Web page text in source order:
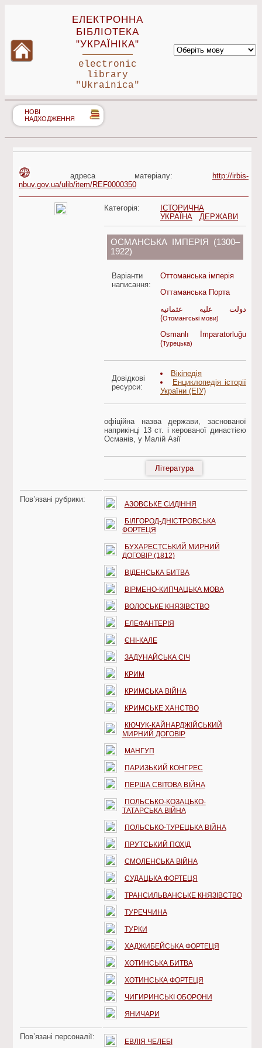
ЕЛЕКТРОННА
БІБЛІОТЕКА
"УКРАЇНІКА"
electronic
library
"Ukrainica"
НОВІ
НАДХОДЖЕННЯ
адреса матеріалу: http://irbis-
nbuv.gov.ua/ulib/item/REF0000350
Категорія:
ІСТОРИЧНА
УКРАЇНА
ДЕРЖАВИ
ОСМАНСЬКА ІМПЕРІЯ (1300–
1922)
Варіанти
написання:
Оттоманська імперія
Оттаманська Порта
دولت عليه عثمانيه
(Отомангські мови)
Osmanlı İmparatorluğu
(Турецька)
Довідкові
ресурси:
Вікіпедія
Енциклопедія історії
України (ЕІУ)
офіційна назва держави, заснованої
наприкінці 13 ст. і керованої династією
Османів, у Малій Азії
Література
Пов’язані рубрики:
АЗОВСЬКЕ СИДІННЯ
БІЛГОРОД-ДНІСТРОВСЬКА
ФОРТЕЦЯ
БУХАРЕСТСЬКИЙ МИРНИЙ
ДОГОВІР (1812)
ВІДЕНСЬКА БИТВА
ВІРМЕНО-КИПЧАЦЬКА МОВА
ВОЛОСЬКЕ КНЯЗІВСТВО
ЕЛЕФАНТЕРІЯ
ЄНІ-КАЛЕ
ЗАДУНАЙСЬКА СІЧ
КРИМ
КРИМСЬКА ВІЙНА
КРИМСЬКЕ ХАНСТВО
КЮЧУК-КАЙНАРДЖІЙСЬКИЙ
МИРНИЙ ДОГОВІР
МАНГУП
ПАРИЗЬКИЙ КОНГРЕС
ПЕРША СВІТОВА ВІЙНА
ПОЛЬСЬКО-КОЗАЦЬКО-
ТАТАРСЬКА ВІЙНА
ПОЛЬСЬКО-ТУРЕЦЬКА ВІЙНА
ПРУТСЬКИЙ ПОХІД
СМОЛЕНСЬКА ВІЙНА
СУДАЦЬКА ФОРТЕЦЯ
ТРАНСИЛЬВАНСЬКЕ КНЯЗІВСТВО
ТУРЕЧЧИНА
ТУРКИ
ХАДЖИБЕЙСЬКА ФОРТЕЦЯ
ХОТИНСЬКА БИТВА
ХОТИНСЬКА ФОРТЕЦЯ
ЧИГИРИНСЬКІ ОБОРОНИ
ЯНИЧАРИ
Пов’язані персоналії:
ЕВЛІЯ ЧЕЛЕБІ